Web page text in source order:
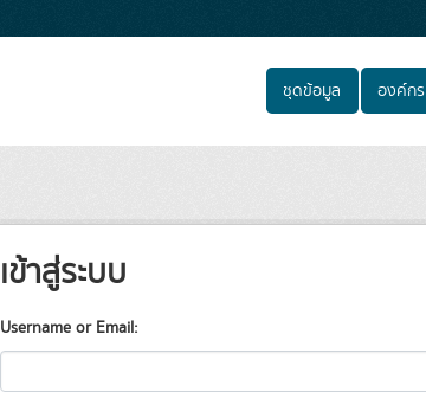
ชุดข้อมูล องค์กร
เข้าสู่ระบบ
Username or Email